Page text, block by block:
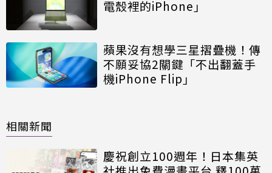
電殼裡的iPhone」
蘋果沒有想學三星摺疊機！傳
不願妥協2關鍵「不出翻蓋手
機iPhone Flip」
相關新聞
慶祝創立100週年！日本集英